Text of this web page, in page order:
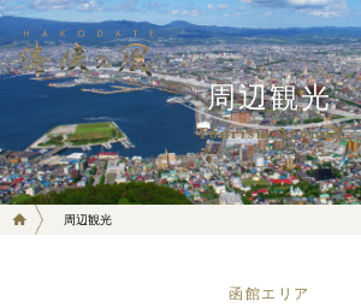
周辺観光
Tourism Around
周辺観光
函館エリア